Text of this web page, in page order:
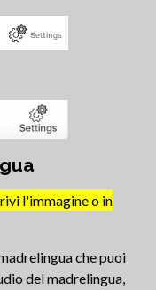
l'immagine o in
che puoi
del madrelingua,